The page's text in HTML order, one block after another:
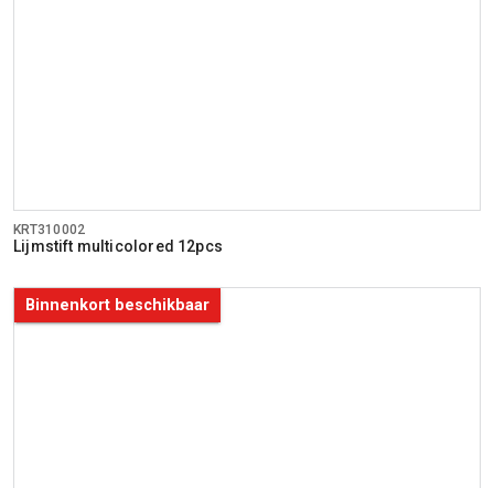
KRT310002
Lijmstift multicolored 12pcs
Binnenkort beschikbaar